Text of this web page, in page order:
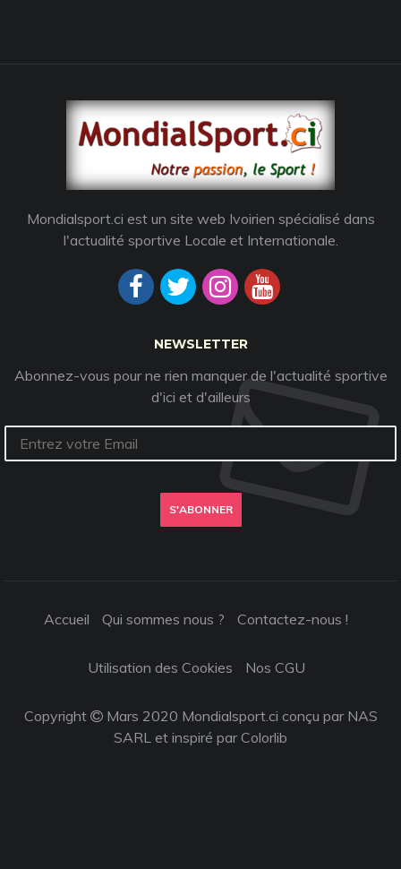
Mondialsport.ci est un site web Ivoirien spécialisé dans
l'actualité sportive Locale et Internationale.
NEWSLETTER
Abonnez-vous pour ne rien manquer de l'actualité sportive
d'ici et d'ailleurs
S'ABONNER
Accueil Qui sommes nous ? Contactez-nous !
Utilisation des Cookies Nos CGU
Copyright
Mars 2020 Mondialsport.ci conçu par NAS
SARL et inspiré parColorlib